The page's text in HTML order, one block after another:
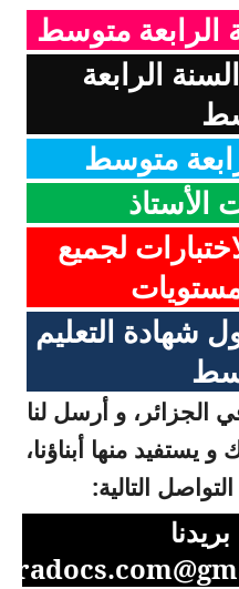
الرابعة متوسط
الرابعة
متوسط
الأستاذ
لجميع
شهادة التعليم
الجزائر، و أرسل لنا
يستفيد منها أبناؤنا،
التالية:
بريدنا